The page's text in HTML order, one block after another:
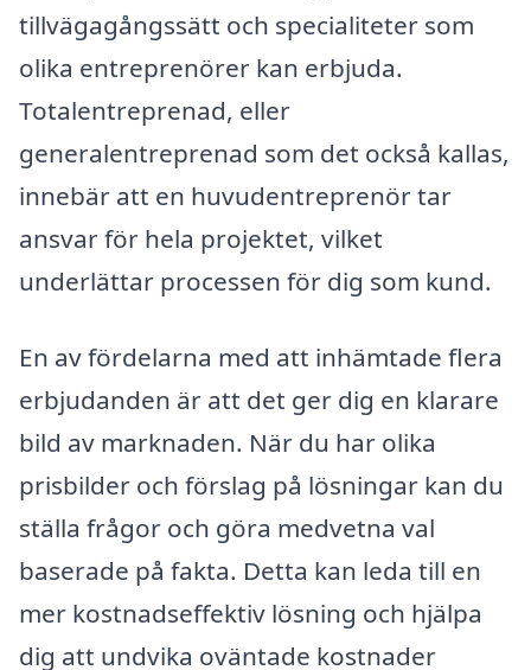
tillvägagångssätt och specialiteter som
olika entreprenörer kan erbjuda.
Totalentreprenad, eller
generalentreprenad som det också kallas,
innebär att en huvudentreprenör tar
ansvar för hela projektet, vilket
underlättar processen för dig som kund.
En av fördelarna med att inhämtade flera
erbjudanden är att det ger dig en klarare
bild av marknaden. När du har olika
prisbilder och förslag på lösningar kan du
ställa frågor och göra medvetna val
baserade på fakta. Detta kan leda till en
mer kostnadseffektiv lösning och hjälpa
dig att undvika oväntade kostnader